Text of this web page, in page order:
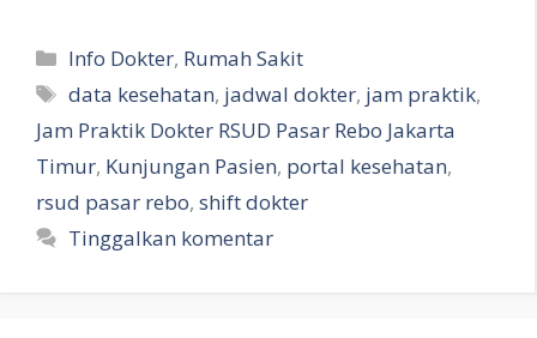
Kategori
Info Dokter, Rumah Sakit
Tag
data kesehatan, jadwal dokter, jam praktik,
Jam Praktik Dokter RSUD Pasar Rebo Jakarta
Timur, Kunjungan Pasien, portal kesehatan,
rsud pasar rebo, shift dokter
Tinggalkan komentar